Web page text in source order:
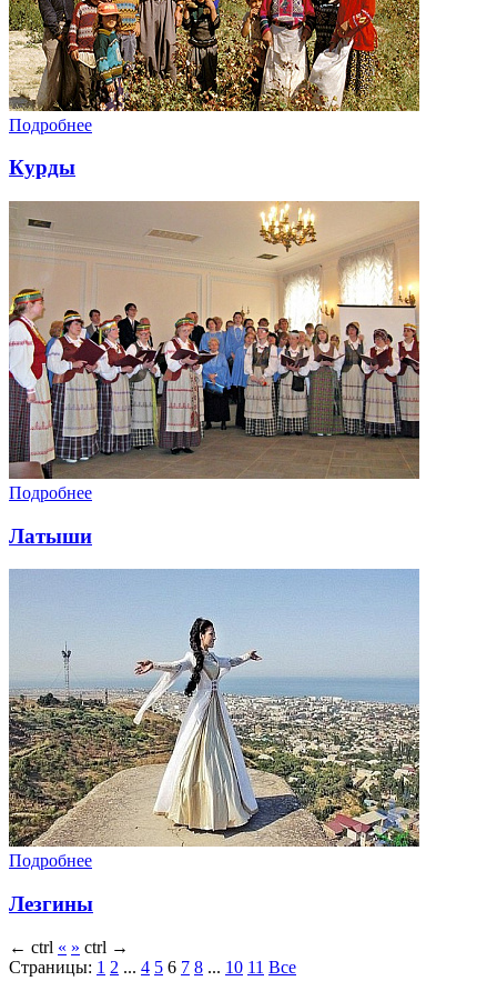
Подробнее
Курды
Подробнее
Латыши
Подробнее
Лезгины
← ctrl « » ctrl →
Страницы: 1 2 ... 4 5 6 7 8 ... 10 11 Все